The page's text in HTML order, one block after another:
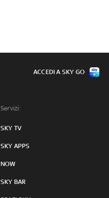
Servizi:
SKY TV
SKY APPS
NOW
SKY BAR
ACCEDI A SKY GO